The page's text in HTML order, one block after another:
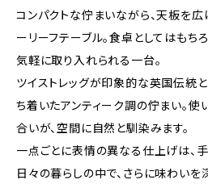
コンパクトな佇まいながら、天板を広
ーリーフテーブル。食卓としてはもち
気軽に取り入れられる一台。
ツイストレッグが印象的な英国伝統
ち着いたアンティーク調の佇まい。
合いが、空間に自然と馴染みます。
一点ごとに表情の異なる仕上げは、
日々の暮らしの中で、さらに味わいを